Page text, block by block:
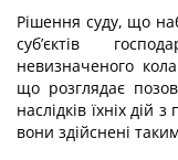
Рішення суду, що
суб’єктів
невизначеного
що розглядає
наслідків їхніх дій
вони здійснені